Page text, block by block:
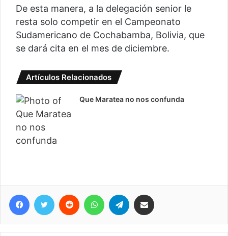
De esta manera, a la delegación senior le
resta solo competir en el Campeonato
Sudamericano de Cochabamba, Bolivia, que
se dará cita en el mes de diciembre.
Artículos Relacionados
Que Maratea no nos confunda
Telegram